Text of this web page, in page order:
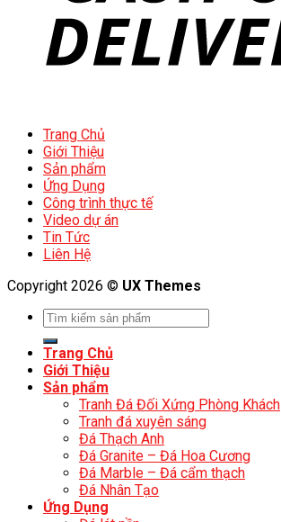
Trang Chủ
Giới Thiệu
Sản phẩm
Ứng Dụng
Công trình thực tế
Video dự án
Tin Tức
Liên Hệ
Copyright 2026 © UX Themes
Trang Chủ
Giới Thiệu
Sản phẩm
Tranh Đá Đối Xứng Phòng Khách
Tranh đá xuyên sáng
Đá Thạch Anh
Đá Granite – Đá Hoa Cương
Đá Marble – Đá cẩm thạch
Đá Nhân Tạo
Ứng Dụng